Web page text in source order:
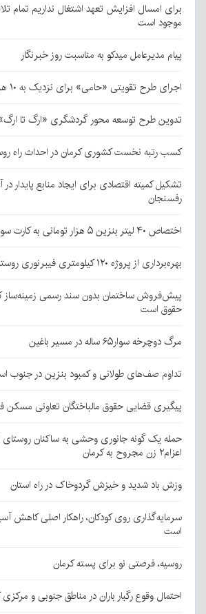
برای امسال افزایش تعهد اشتغال نداریم تمام
موجود است
پیام مدیرعامل میدکو به مناسبت روز خبرنگار
اجرای طرح تقویتی «حامی» برای نزدیک به ۱۰ هزار دانش‌آموز کرمانی
تدوین طرح توسعه محور گردشگری «ارگ تا
کسب رتبه نخست کشوری کرمان در احداث راه
تشکیل کمیته اقتصادی برای ایجاد منابع پایدار
رفسنجان
اختصاص ۴۰ لیتر بنزین ۵ هزار تومانی به کارت سوخت کرمانی‌ها
بهره‌برداری از پروژه ۱۲۰ کیلومتری فیبرنوری روستایی در قلعه‌گنج
پیش‌فروش ساختمان بدون سند رسمی زمینه‌ساز
حقوق است
مرگ دوچرخه سوار۶۵ ساله در مسیر باغین
تداوم صف‌های طولانی و کمبود بنزین در جنوب
پیگیری قضایی حقوق مالباختگان تعاونی مسکن
حمله یک گونه جانوری وحشی به ساکنان روستای
اعزام۲ زن مجروح به کرمان
وزش باد شدید و خیزش گردوخاک در راه استان
سرمایه‌گذاری روی کودکان، راهکار اصلی کاهش
است
روسیه، فرصتی نو برای پسته کرمان
احتمال وقوع رگبار باران در مناطق جنوبی و